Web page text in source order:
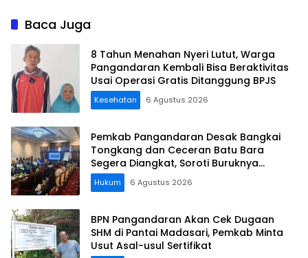
Legokjawa
Baca Juga
8 Tahun Menahan Nyeri Lutut, Warga
Pangandaran Kembali Bisa Beraktivitas
Usai Operasi Gratis Ditanggung BPJS
Kesehatan 6 Agustus 2026
Pemkab Pangandaran Desak Bangkai
Tongkang dan Ceceran Batu Bara
Segera Diangkat, Soroti Buruknya
Koordinasi Perusahaan
Hukum 6 Agustus 2026
BPN Pangandaran Akan Cek Dugaan
SHM di Pantai Madasari, Pemkab Minta
Usut Asal-usul Sertifikat